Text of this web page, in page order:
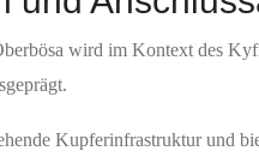
wird im Kontext des
Kupferinfrastruktur und